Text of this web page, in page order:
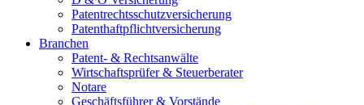
Patentrechtsschutzversicherung
Patent­haftpflicht­­versicherung
Branchen
Patent- & Rechtsanwälte
Wirtschaftsprüfer & Steuerberater
Notare
Geschäftsführer & Vorstände